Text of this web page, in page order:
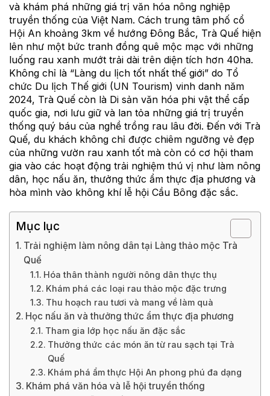
và khám phá những giá trị văn hóa nông nghiệp
truyền thống của Việt Nam. Cách trung tâm phố cổ
Hội An khoảng 3km về hướng Đông Bắc, Trà Quế hiện
lên như một bức tranh đồng quê mộc mạc với những
luống rau xanh mướt trải dài trên diện tích hơn 40ha.
Không chỉ là “Làng du lịch tốt nhất thế giới” do Tổ
chức Du lịch Thế giới (UN Tourism) vinh danh năm
2024, Trà Quế còn là Di sản văn hóa phi vật thể cấp
quốc gia, nơi lưu giữ và lan tỏa những giá trị truyền
thống quý báu của nghề trồng rau lâu đời. Đến với Trà
Quế, du khách không chỉ được chiêm ngưỡng vẻ đẹp
của những vườn rau xanh tốt mà còn có cơ hội tham
gia vào các hoạt động trải nghiệm thú vị như làm nông
dân, học nấu ăn, thưởng thức ẩm thực địa phương và
hòa mình vào không khí lễ hội Cầu Bông đặc sắc.
Mục lục
Trải nghiệm làm nông dân tại Làng thảo mộc Trà
Quế
Hóa thân thành người nông dân thực thụ
Khám phá các loại rau thảo mộc đặc trưng
Thu hoạch rau tươi và mang về làm quà
Học nấu ăn và thưởng thức ẩm thực địa phương
Tham gia lớp học nấu ăn đặc sắc
Thưởng thức các món ăn từ rau sạch tại Trà
Quế
Khám phá ẩm thực Hội An phong phú đa dạng
Khám phá văn hóa và lễ hội truyền thống